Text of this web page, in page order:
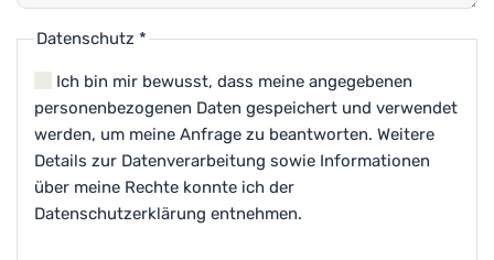
Datenschutz *
personenbezogenen Daten gespeichert und verwendet
werden, um meine Anfrage zu beantworten. Weitere
Details zur Datenverarbeitung sowie Informationen
über meine Rechte konnte ich der
Datenschutzerklärung entnehmen.